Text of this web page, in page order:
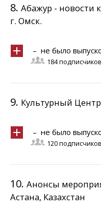
8. Абажур - новости
г. Омск.
– не было
184 подписчиков
9. Культурный
– не было
120 подписчиков
10. Анонсы
Астана, Казахстан